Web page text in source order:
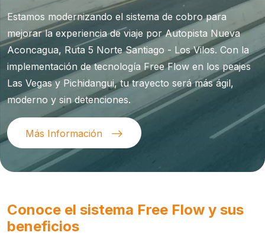
Estamos modernizando el sistema de cobro para
mejorar la experiencia de viaje por Autopista Nueva
Aconcagua, Ruta 5 Norte Santiago - Los Vilos. Con la
implementación de tecnología Free Flow en los peajes
Las Vegas y Pichidangui, tu trayecto será más ágil,
moderno y sin detenciones.
Más Información
Conoce el sistema Free Flow y sus
beneficios